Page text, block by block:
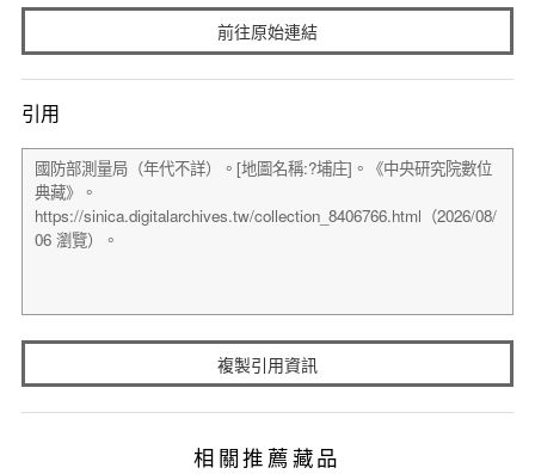
前往原始連結
引用
複製引用資訊
相關推薦藏品